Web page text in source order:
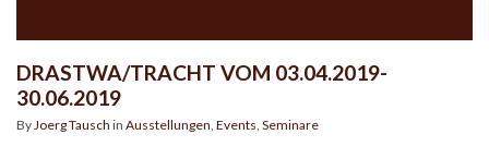
DRASTWA/TRACHT VOM 03.04.2019-
30.06.2019
ByJoerg Tausch in Ausstellungen, Events, Seminare